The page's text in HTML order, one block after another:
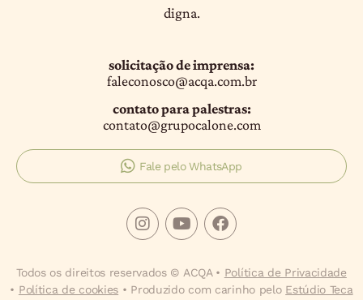
digna.
solicitação de imprensa:
faleconosco@acqa.com.br
contato para palestras:
contato@grupocalone.com
Fale pelo WhatsApp
Todos os direitos reservados © ACQA • Política de Privacidade
• Política de cookies • Produzido com carinho pelo Estúdio Teca